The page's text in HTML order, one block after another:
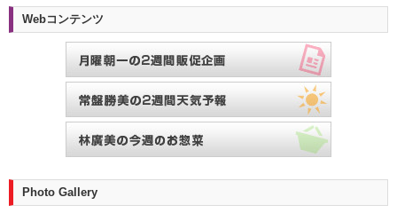
Webコンテンツ
Photo Gallery